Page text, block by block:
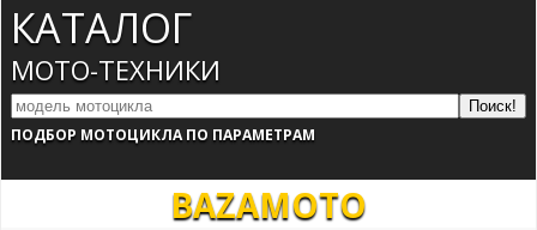
КАТАЛОГ
МОТО-ТЕХНИКИ
ПОДБОР МОТОЦИКЛА ПО ПАРАМЕТРАМ
BAZAMOTO